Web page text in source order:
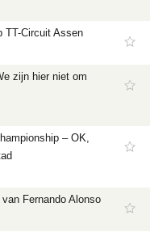
TT-Circuit Assen
zijn hier niet om
– OK,
Fernando Alonso